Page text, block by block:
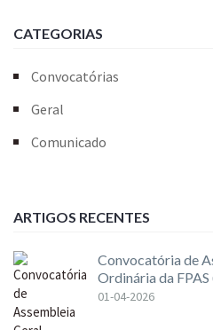
CATEGORIAS
Convocatórias
Geral
Comunicado
ARTIGOS RECENTES
Convocatória de
Ordinária da
01-04-2026